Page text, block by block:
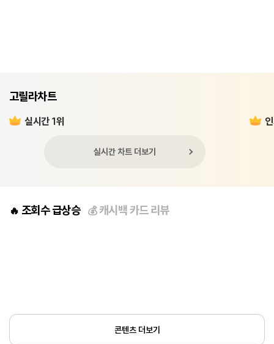
고릴라차트
실시간 1위
실시간 차트 더보기
🔥 조회수 급상승 💰캐시백 카드 리뷰
콘텐츠 더보기